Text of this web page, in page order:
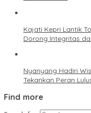
Kajati Kepri Lantik
Dorong Integritas
Nyanyang Hadiri
Tekankan Peran
Find more